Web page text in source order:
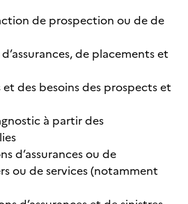
de prospection ou de de
de placements et
des besoins des prospects et
à partir des
d’assurances ou de
ou de services (notamment